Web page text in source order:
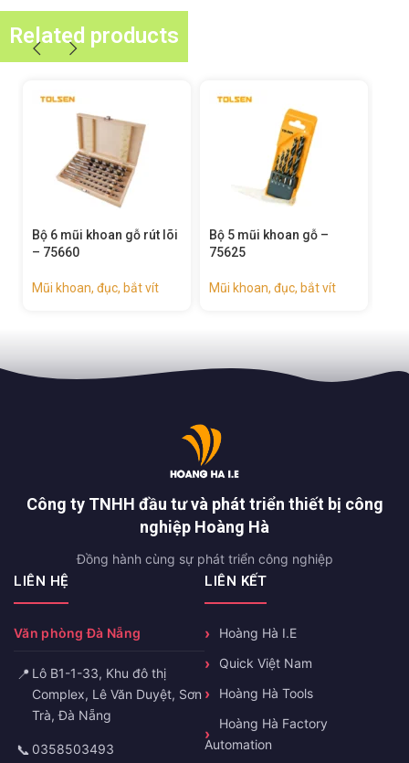
Related products
Bộ 6 mũi khoan gỗ rút lõi
– 75660
Mũi khoan, đục, bắt vít
Bộ 5 mũi khoan gỗ –
75625
Mũi khoan, đục, bắt vít
Công ty TNHH đầu tư và phát triển thiết bị công
nghiệp Hoàng Hà
Đồng hành cùng sự phát triển công nghiệp
LIÊN HỆ
Văn phòng Đà Nẵng
📍 Lô B1-1-33, Khu đô thị
Complex, Lê Văn Duyệt, Sơn
Trà, Đà Nẵng
📞 0358503493
LIÊN KẾT
Hoàng Hà I.E
Quick Việt Nam
Hoàng Hà Tools
Hoàng Hà Factory
Automation